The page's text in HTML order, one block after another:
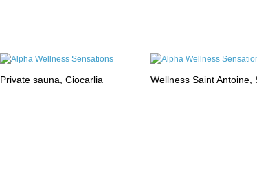
Private sauna, Ciocarlia Wellness Saint Antoine,